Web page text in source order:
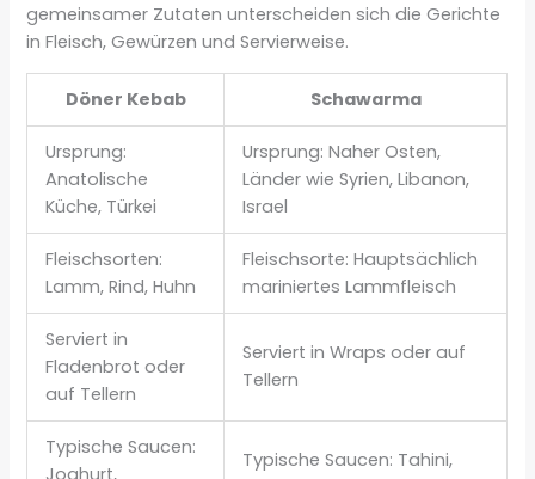
gemeinsamer Zutaten unterscheiden sich die Gerichte
in Fleisch, Gewürzen und Servierweise.
Döner Kebab Schawarma
Ursprung:
Anatolische
Küche, Türkei
Ursprung: Naher Osten,
Länder wie Syrien, Libanon,
Israel
Fleischsorten:
Lamm, Rind, Huhn
Fleischsorte: Hauptsächlich
mariniertes Lammfleisch
Serviert in
Fladenbrot oder
auf Tellern
Serviert in Wraps oder auf
Tellern
Typische Saucen:
Typische Saucen: Tahini,